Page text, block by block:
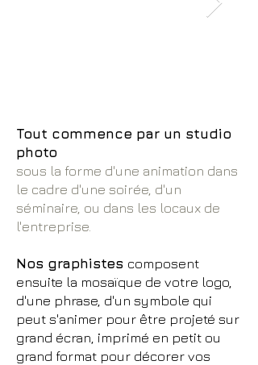
Tout commence par un studio
photo
sous la forme d'une animation dans
le cadre d'une soirée, d'un
séminaire, ou dans les locaux de
l'entreprise.
Nos graphistes composent
ensuite la mosaïque de votre logo,
d'une phrase, d'un symbole qui
peut s'animer pour être projeté sur
grand écran, imprimé en petit ou
grand format pour décorer vos